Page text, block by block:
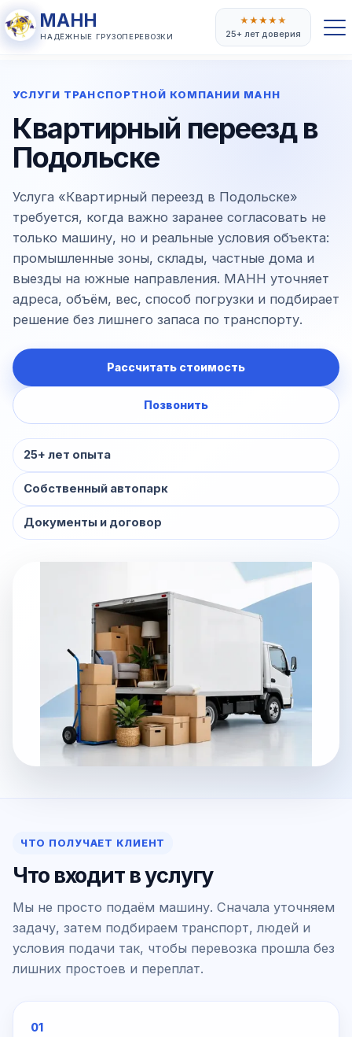
МАНН
НАДЁЖНЫЕ ГРУЗОПЕРЕВОЗКИ
★★★★★
25+ лет доверия
УСЛУГИ ТРАНСПОРТНОЙ КОМПАНИИ МАНН
Квартирный переезд в
Подольске
Услуга «Квартирный переезд в Подольске»
требуется, когда важно заранее согласовать не
только машину, но и реальные условия объекта:
промышленные зоны, склады, частные дома и
выезды на южные направления. МАНН уточняет
адреса, объём, вес, способ погрузки и подбирает
решение без лишнего запаса по транспорту.
Рассчитать стоимость
Позвонить
25+ лет опыта
Собственный автопарк
Документы и договор
ЧТО ПОЛУЧАЕТ КЛИЕНТ
Что входит в услугу
Мы не просто подаём машину. Сначала уточняем
задачу, затем подбираем транспорт, людей и
условия подачи так, чтобы перевозка прошла без
лишних простоев и переплат.
01